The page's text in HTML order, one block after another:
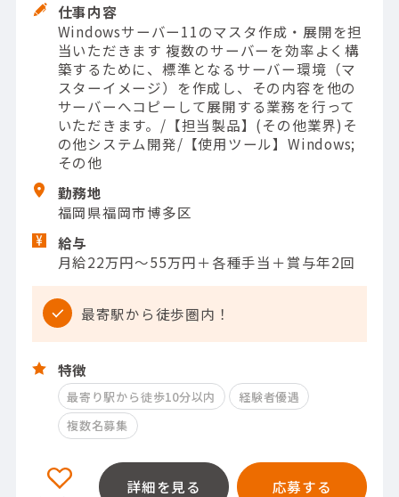
仕事内容
Windowsサーバー11のマスタ作成・展開を担
当いただきます 複数のサーバーを効率よく構
築するために、標準となるサーバー環境（マ
スターイメージ）を作成し、その内容を他の
サーバーへコピーして展開する業務を行って
いただきます。/【担当製品】(その他業界)そ
の他システム開発/【使用ツール】Windows;
その他
勤務地
福岡県福岡市博多区
給与
月給22万円～55万円＋各種手当＋賞与年2回
最寄駅から徒歩圏内！
特徴
最寄り駅から徒歩10分以内
経験者優遇
複数名募集
詳細を見る 応募する